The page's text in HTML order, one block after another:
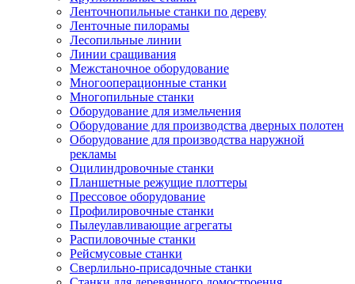
Ленточнопильные станки по дереву
Ленточные пилорамы
Лесопильные линии
Линии сращивания
Межстаночное оборудование
Многооперационные станки
Многопильные станки
Оборудование для измельчения
Оборудование для производства дверных полотен
Оборудование для производства наружной
рекламы
Оцилиндровочные станки
Планшетные режущие плоттеры
Прессовое оборудование
Профилировочные станки
Пылеулавливающие агрегаты
Распиловочные станки
Рейсмусовые станки
Сверлильно-присадочные станки